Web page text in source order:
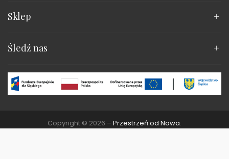
Sklep
Śledź nas
Copyright © 2026 – Przestrzeń od Nowa.